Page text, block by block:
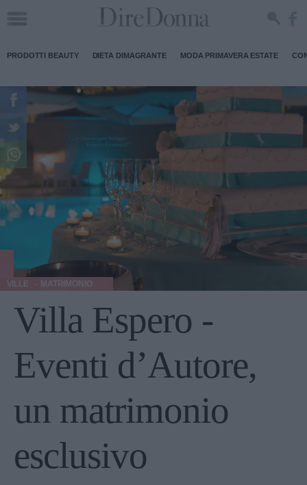
PRODOTTI BEAUTY DIETA DIMAGRANTE MODA PRIMAVERA ESTATE
VILLE MATRIMONIO
Villa Espero -
Eventi d’Autore,
un matrimonio
esclusivo